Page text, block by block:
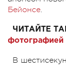
Бейонсе.
ЧИТАЙТЕ
фотографией
В